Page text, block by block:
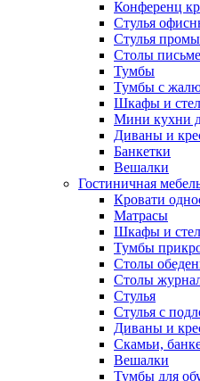
Конференц
Стулья
Стулья
Столы
Тумбы
Тумбы с
Шкафы и
Мини кухни
Диваны и
Банкетки
Вешалки
Гостиничная
Кровати
Матрасы
Шкафы и
Тумбы
Столы
Столы
Стулья
Стулья с
Диваны и
Скамьи,
Вешалки
Тумбы для